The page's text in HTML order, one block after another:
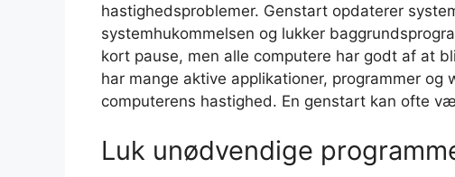
hastighedsproblemer. Genstart opdaterer
systemhukommelsen og lukker
kort pause, men alle computere har godt af at
har mange aktive applikationer, programmer
computerens hastighed. En genstart kan ofte
Luk unødvendige